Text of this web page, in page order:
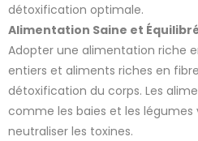
détoxification optimale.
Alimentation Saine et
Adopter une alimentation riche
entiers et aliments riches en
détoxification du corps. Les
comme les baies et les légumes
neutraliser les toxines.
2 avis